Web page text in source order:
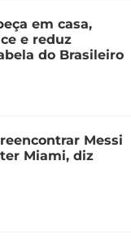
em casa,
e reduz
do Brasileiro
Messi
Miami, diz